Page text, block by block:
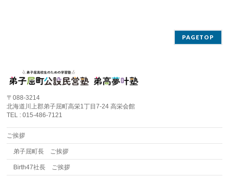
PAGETOP
〒088-3214
北海道川上郡弟子屈町高栄1丁目7-24 高栄会館
TEL : 015-486-7121
ご挨拶
弟子屈町長 ご挨拶
Birth47社長 ご挨拶